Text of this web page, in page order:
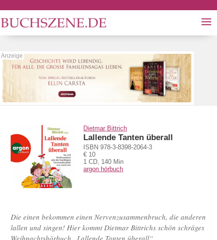
Dietmar Bittrich
Lallende Tanten überall
ISBN 978-3-8398-2064-3
€ 10
1 CD, 140 Min
argon hörbuch
Die einen bekommen einen Nervenzusammenbruch, die anderen
lallen und singen! Hier kommt Dietmar Bittrichs schön schräges